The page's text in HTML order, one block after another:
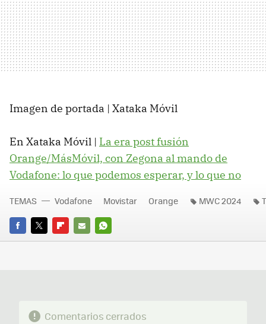
Imagen de portada | Xataka Móvil
En Xataka Móvil | La era post fusión
Orange/MásMóvil, con Zegona al mando de
Vodafone: lo que podemos esperar, y lo que no
FACEBOOK
TWITTERFLIPBOARD
E-
WHATSAPP
TEMAS Vodafone Movistar Orange MWC 2024
Comentarios cerrados